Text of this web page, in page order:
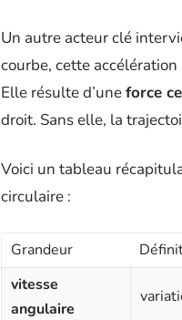
Un autre acteur clé
courbe, cette
Elle résulte d’uneforce
droit. Sans elle, la
Voici un tableau
circulaire :
Grandeur
vitesse
angulaire